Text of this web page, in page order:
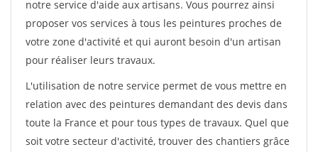
notre service d'aide aux artisans. Vous pourrez ainsi
proposer vos services à tous les peintures proches de
votre zone d'activité et qui auront besoin d'un artisan
pour réaliser leurs travaux.
L'utilisation de notre service permet de vous mettre en
relation avec des peintures demandant des devis dans
toute la France et pour tous types de travaux. Quel que
soit votre secteur d'activité, trouver des chantiers grâce